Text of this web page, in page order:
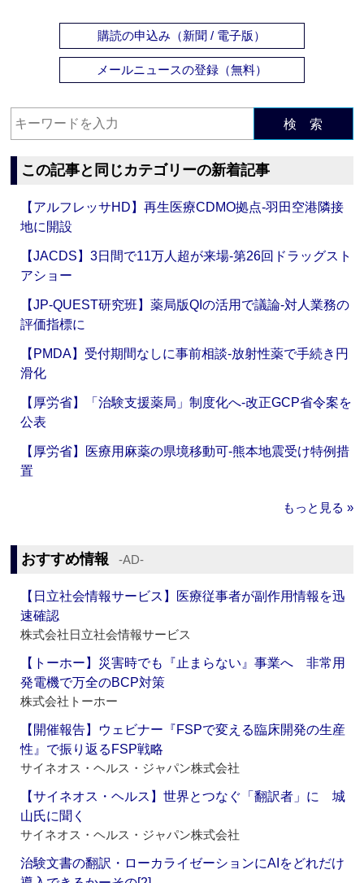
購読の申込み（新聞 / 電子版）
メールニュースの登録（無料）
検 索
この記事と同じカテゴリーの新着記事
【アルフレッサHD】再生医療CDMO拠点‐羽田空港隣接
地に開設
【JACDS】3日間で11万人超が来場‐第26回ドラッグスト
アショー
【JP-QUEST研究班】薬局版QIの活用で議論‐対人業務の
評価指標に
【PMDA】受付期間なしに事前相談‐放射性薬で手続き円
滑化
【厚労省】「治験支援薬局」制度化へ‐改正GCP省令案を
公表
【厚労省】医療用麻薬の県境移動可‐熊本地震受け特例措
置
もっと見る »
おすすめ情報 ‐AD‐
【日立社会情報サービス】医療従事者が副作用情報を迅
速確認
株式会社日立社会情報サービス
【トーホー】災害時でも『止まらない』事業へ 非常用
発電機で万全のBCP対策
株式会社トーホー
【開催報告】ウェビナー『FSPで変える臨床開発の生産
性』で振り返るFSP戦略
サイネオス・ヘルス・ジャパン株式会社
【サイネオス・ヘルス】世界とつなぐ「翻訳者」に 城
山氏に聞く
サイネオス・ヘルス・ジャパン株式会社
治験文書の翻訳・ローカライゼーションにAIをどれだけ